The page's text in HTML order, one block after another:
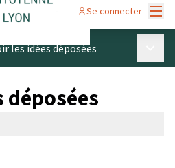
Se connecter
les idées déposées
déposées